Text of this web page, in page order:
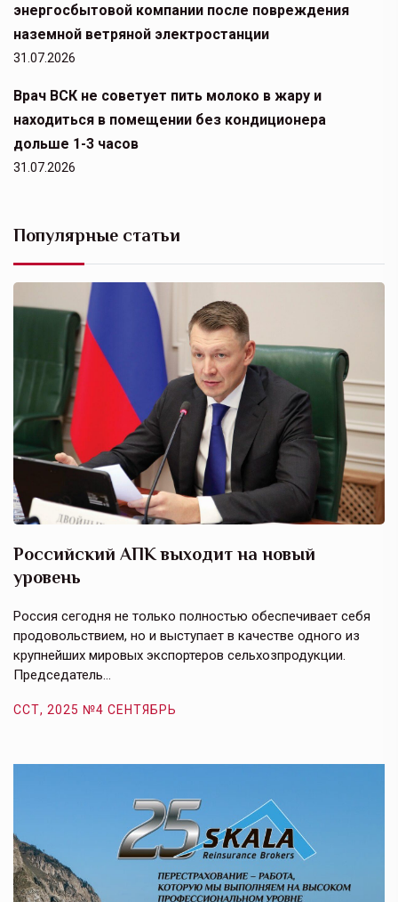
энергосбытовой компании после повреждения
наземной ветряной электростанции
31.07.2026
Врач ВСК не советует пить молоко в жару и
находиться в помещении без кондиционера
дольше 1-3 часов
31.07.2026
Популярные статьи
Российский АПК выходит на новый
уровень
Россия сегодня не только полностью обеспечивает себя
продовольствием, но и выступает в качестве одного из
крупнейших мировых экспортеров сельхозпродукции.
Председатель…
ССТ, 2025 №4 СЕНТЯБРЬ